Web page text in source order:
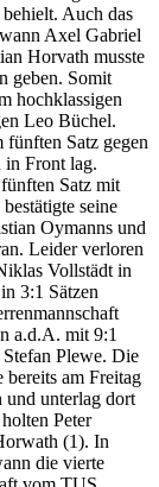
Auch das
Axel Gabriel
Horvath musste
geben. Somit
hochklassigen
Leo Büchel.
fünften Satz gegen
in Front lag.
Satz mit
seine
Oymanns und
Leider verloren
Vollstädt in
3:1 Sätzen
a.d.A. mit 9:1
Plewe. Die
am Freitag
unterlag dort
Peter
(1). In
die vierte